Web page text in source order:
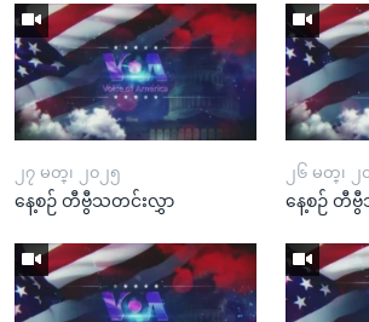
၂၇ မတ္၊ ၂၀၂၅
နေ့စဉ် တီဗွီသတင်းလွှာ
၂၆ မတ္၊ ၂
နေ့စဉ် တီ